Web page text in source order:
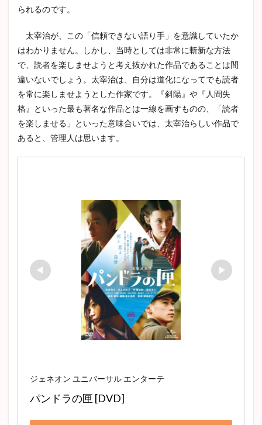
られるのです。
太宰治が、この「信頼できない語り手」を意識していたか
はわかりません。しかし、当時としては非常に斬新な方法
で、読者を楽しませようと考え抜かれた作品であることは間
違いないでしょう。太宰治は、自分は道化になってでも読者
を常に楽しませようとした作家です。『斜陽』や『人間失
格』といった最も著名な作品とは一線を画すものの、「読者
を楽しませる」といった意味合いでは、太宰治らしい作品で
あると、管理人は思います。
ジェネオン ユニバーサル エンターテ
パンドラの匣 [DVD]